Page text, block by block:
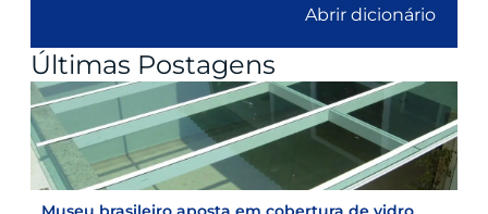
Abrir dicionário
Últimas Postagens